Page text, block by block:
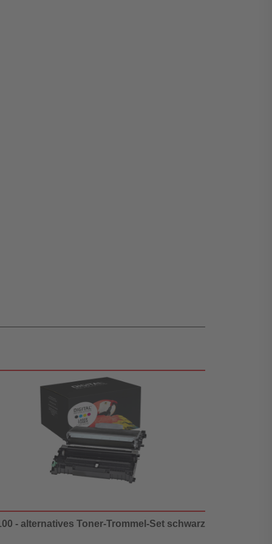
- alternatives Toner-Trommel-Set schwarz - Digital